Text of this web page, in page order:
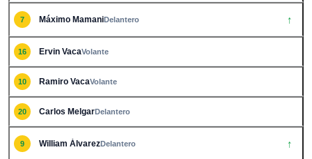
7 Máximo MamaniDelantero ↑
16 Ervin VacaVolante
10 Ramiro VacaVolante
20 Carlos MelgarDelantero
9 William ÁlvarezDelantero ↑